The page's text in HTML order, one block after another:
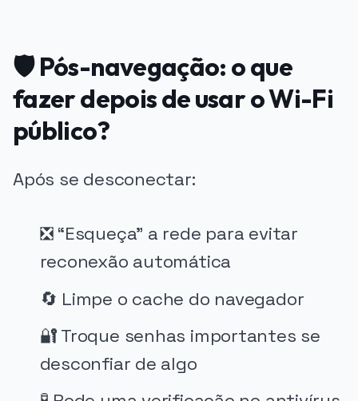
🛡️ Pós-navegação: o que
fazer depois de usar o Wi-Fi
público?
Após se desconectar:
❎ “Esqueça” a rede para evitar
reconexão automática
🔄 Limpe o cache do navegador
🔐 Troque senhas importantes se
desconfiar de algo